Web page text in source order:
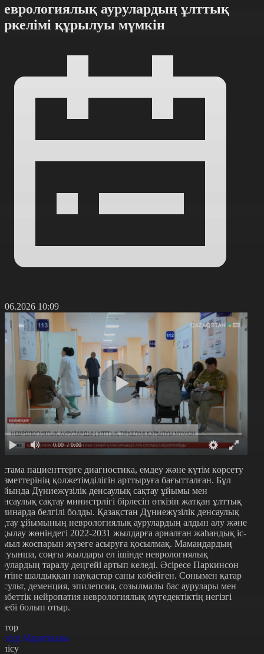
аурулардың ұлттық
құрылуы мүмкін
10:09
0:00 / 0:00
пациенттерге диагностика, емдеу және күтім көрсету
қолжетімділігін арттыруға бағытталған. Бұл
Дүниежүзілік денсаулық сақтау ұйымы мен
сақтау министрлігі бірлесіп өткізіп жатқан ұлттық
белгілі болды. Қазақстан Дүниежүзілік денсаулық
ұйымының неврологиялық аурулардың алдын алу және
жөніндегі 2022-2031 жылдарға арналған жаһандық іс-
жоспарын жүзеге асыруға қосылмақ. Мамандардың
соңғы жылдары ел ішінде неврологиялық
таралу деңгейі артып келеді. Әсіресе Паркинсон
шалдыққан науқастар саны көбейген. Сонымен қатар
деменция, эпилепсия, созылмалы бас аурулары мен
нейропатия неврологиялық мүгедектіктің негізгі
болып отыр.
Маратқызы